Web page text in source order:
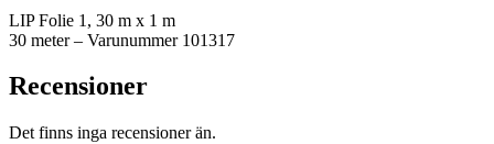
LIP Folie 1, 30 m x 1 m
30 meter – Varunummer 101317
Recensioner
Det finns inga recensioner än.